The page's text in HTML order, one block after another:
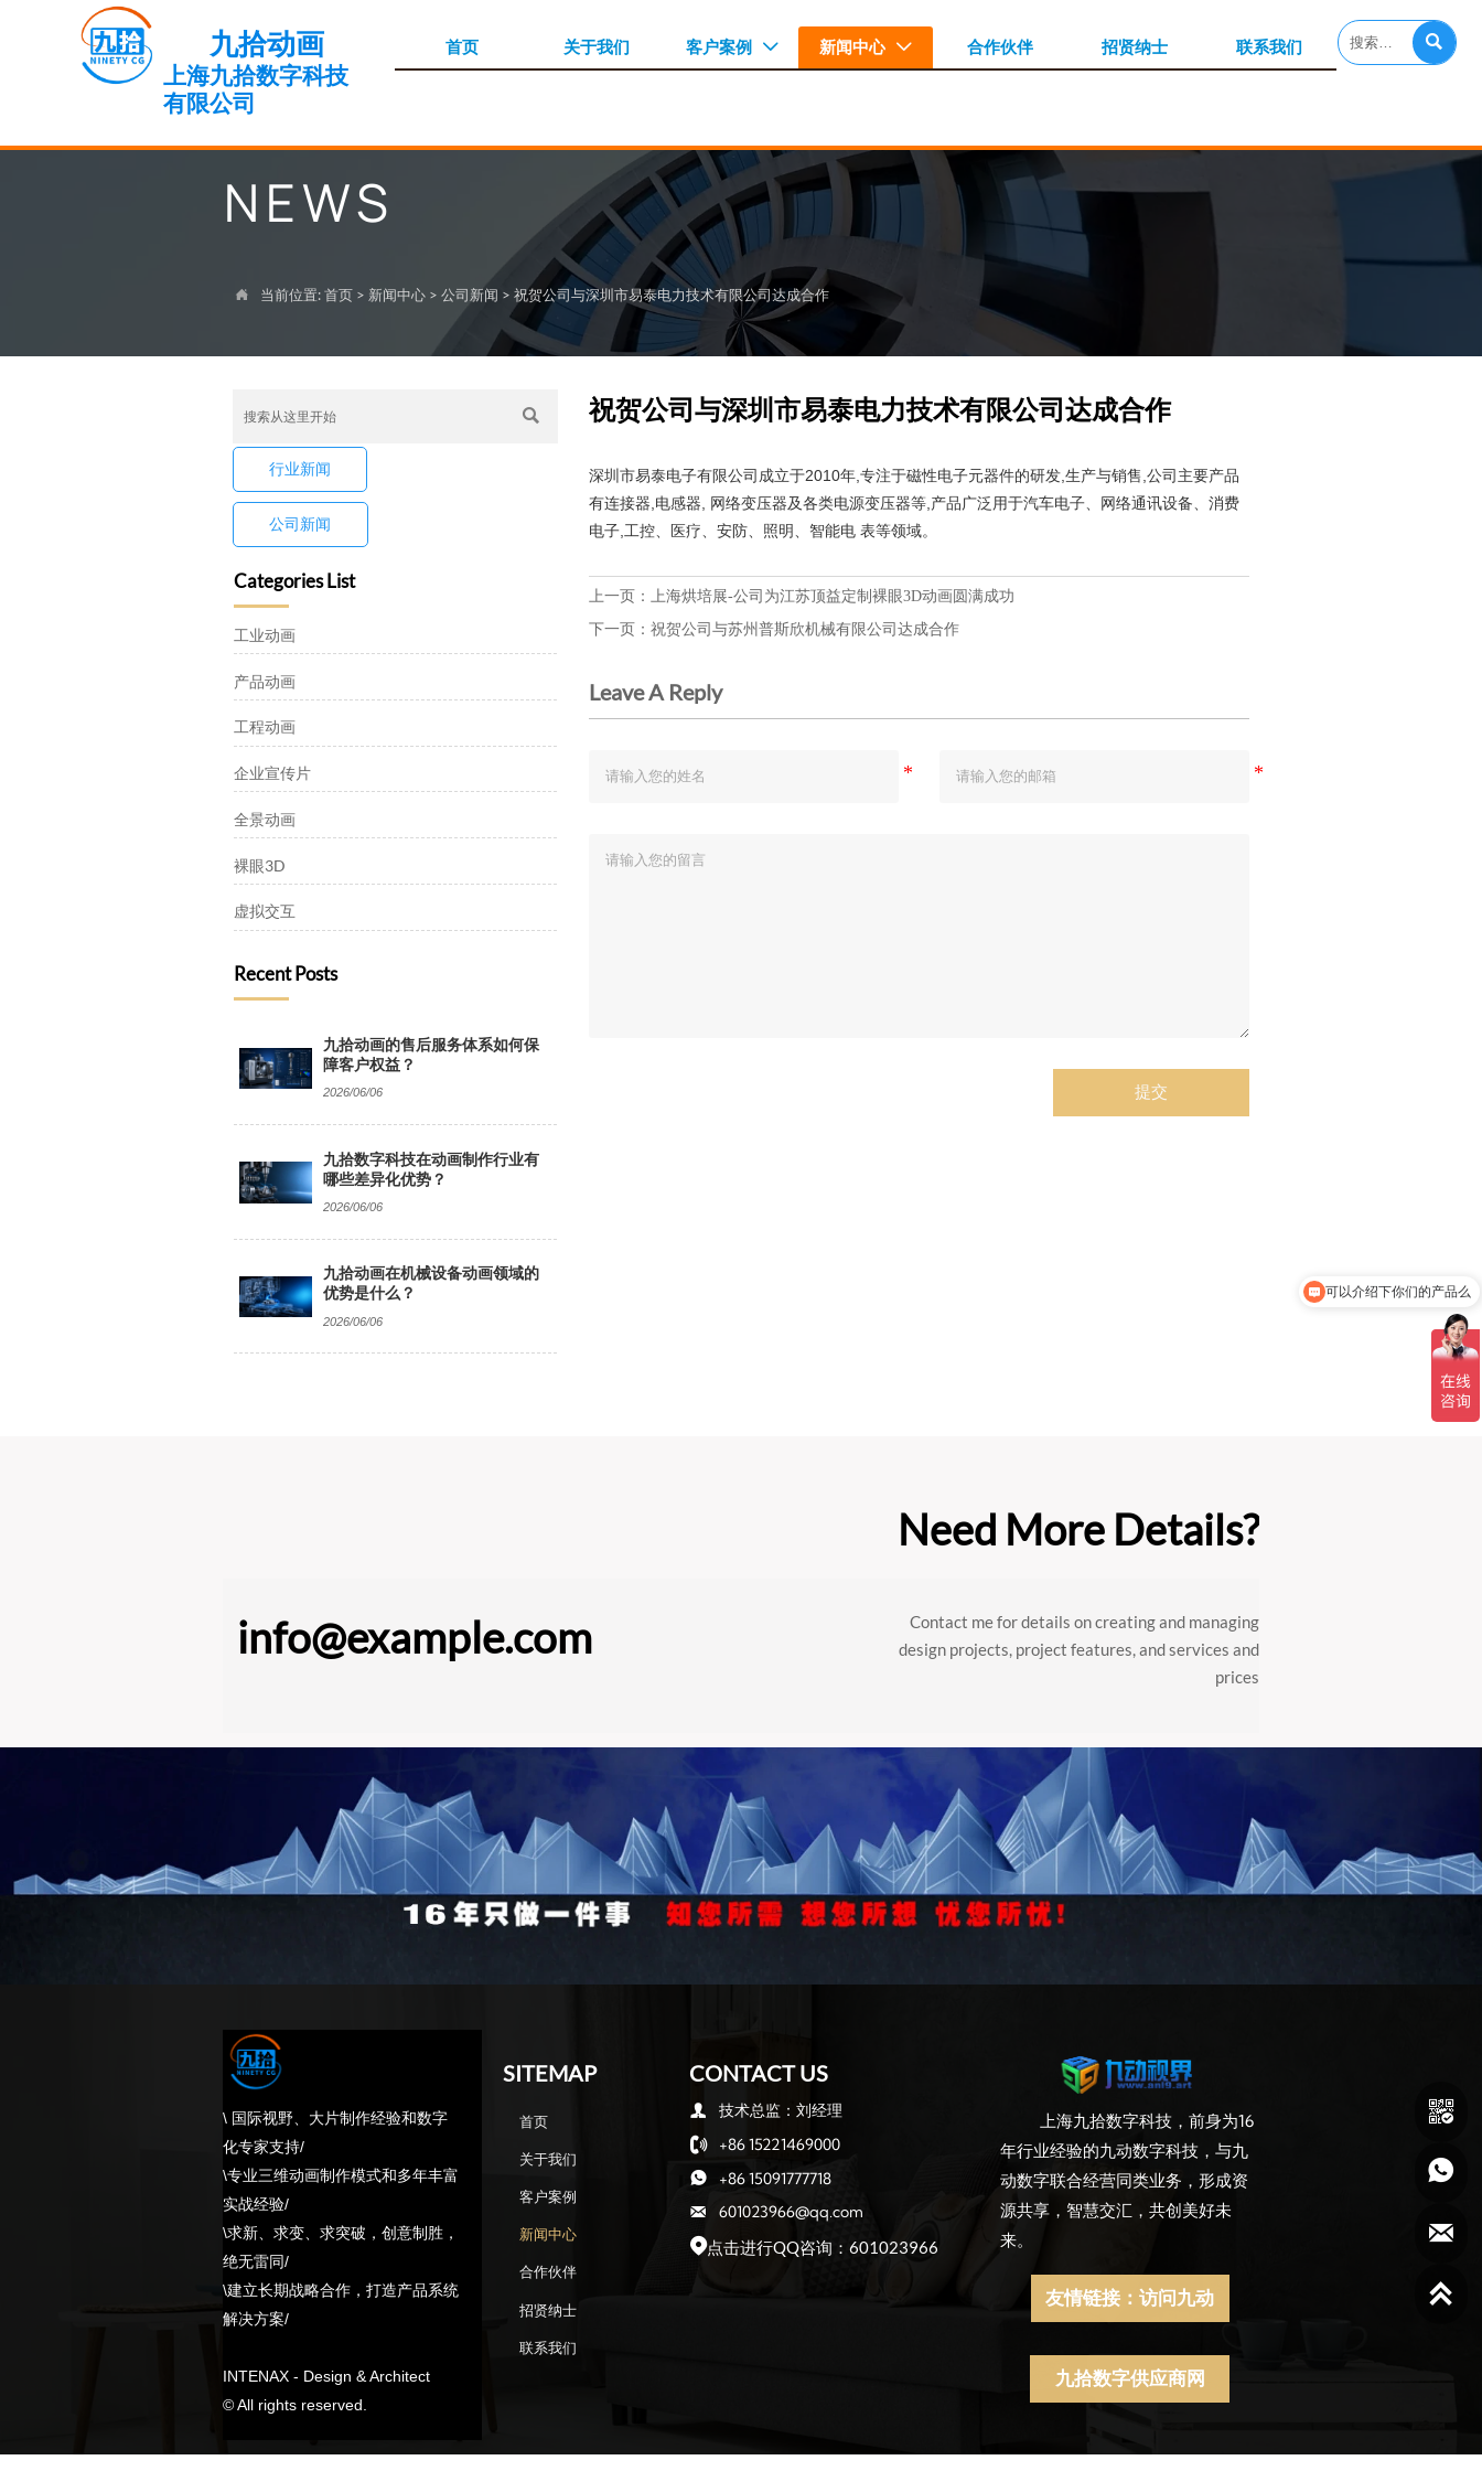
九拾动画
上海九拾数字科技
有限公司
首页 关于我们 客户案例  新闻中心  合作伙伴 招贤纳士 联系我们 
NEWS
 当前位置:首页> 新闻中心> 公司新闻 > 祝贺公司与深圳市易泰电力技术有限公司达成合作

行业新闻
公司新闻
Categories List
工业动画
产品动画
工程动画
企业宣传片
全景动画
裸眼3D
虚拟交互
Recent Posts
九拾动画的售后服务体系如何保
障客户权益？
2026/06/06
九拾数字科技在动画制作行业有
哪些差异化优势？
2026/06/06
九拾动画在机械设备动画领域的
优势是什么？
2026/06/06
祝贺公司与深圳市易泰电力技术有限公司达成合作
深圳市易泰电子有限公司成立于2010年,专注于磁性电子元器件的研发,生产与销售,公司主要产品
有连接器,电感器, 网络变压器及各类电源变压器等,产品广泛用于汽车电子、网络通讯设备、消费
电子,工控、医疗、安防、照明、智能电 表等领域。
上一页： 上海烘培展-公司为江苏顶益定制裸眼3D动画圆满成功
下一页： 祝贺公司与苏州普斯欣机械有限公司达成合作
Leave A Reply
提交
Need More Details?
info@example.com
Contact me for details on creating and managing
design projects, project features, and services and
prices
\ 国际视野、大片制作经验和数字
化专家支持/
\专业三维动画制作模式和多年丰富
实战经验/
\求新、求变、求突破，创意制胜，
绝无雷同/
\建立长期战略合作，打造产品系统
解决方案/
INTENAX - Design & Architect
© All rights reserved.
SITEMAP
首页
关于我们
客户案例
新闻中心
合作伙伴
招贤纳士
联系我们
CONTACT US
 技术总监：刘经理
 +86 15221469000
 +86 15091777718

601023966@qq.com
点击进行QQ咨询：601023966
上海九拾数字科技，前身为16
年行业经验的九动数字科技，与九
动数字联合经营同类业务，形成资
源共享，智慧交汇，共创美好未
来。
友情链接：访问九动
九拾数字供应商网




可以介绍下你们的产品么